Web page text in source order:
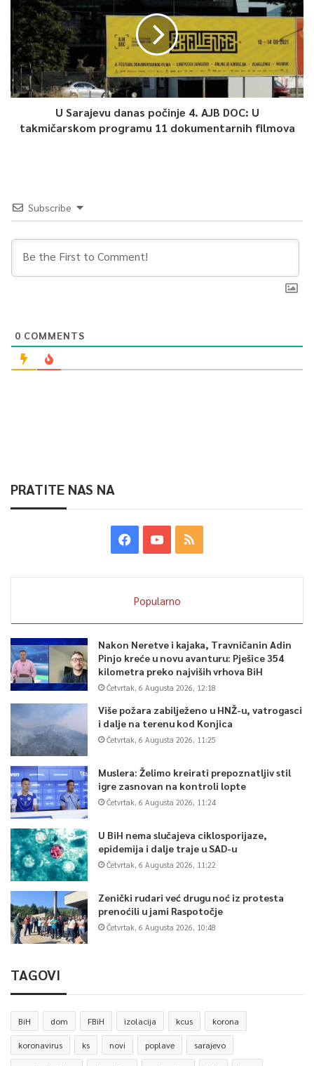
mjestu srušenog stambeno-poslovnog objekta u ulici Mula
Mustafe Bašeskije 16. Od tog dana Služba za opću upravu i
inspekcijske poslove vršila je redovne kontrole gradilišta i
kontinuiran nadzor kako bi se spriječila eventualna
nedozvoljena gradnja ili opasnost po građane i imovinu,
saopćeno je iz Službe za odnose s javnošću Općine Stari Grad.
U Sarajevu danas počinje 4. AJB DOC: U
takmičarskom programu 11 dokumentarnih filmova
Subscribe
0 COMMENTS
PRATITE NAS NA
Popularno
Nakon Neretve i kajaka, Travničanin Adin
Pinjo kreće u novu avanturu: Pješice 354
kilometra preko najviših vrhova BiH
Četvrtak, 6 Augusta 2026, 12:18
Više požara zabilježeno u HNŽ-u, vatrogasci
i dalje na terenu kod Konjica
Četvrtak, 6 Augusta 2026, 11:25
Muslera: Želimo kreirati prepoznatljiv stil
igre zasnovan na kontroli lopte
Četvrtak, 6 Augusta 2026, 11:24
U BiH nema slučajeva ciklosporijaze,
epidemija i dalje traje u SAD-u
Četvrtak, 6 Augusta 2026, 11:22
Zenički rudari već drugu noć iz protesta
prenoćili u jami Raspotočje
Četvrtak, 6 Augusta 2026, 10:48
TAGOVI
BiH dom FBiH izolacija kcus korona
koronavirus ks novi poplave sarajevo